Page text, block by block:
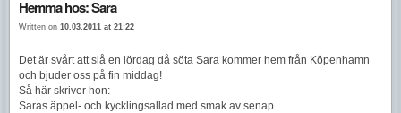
Hemma hos: Sara
Written on 10.03.2011 at 21:22
Det är svårt att slå en lördag då söta Sara kommer hem från Köpenhamn
och bjuder oss på fin middag!
Så här skriver hon:
Saras äppel- och kycklingsallad med smak av senap